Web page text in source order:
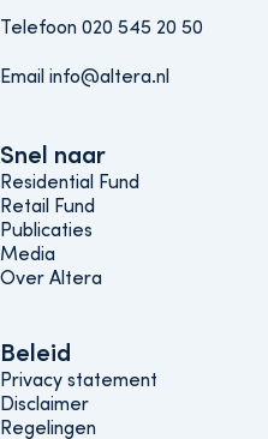
Telefoon 020 545 20 50
Email info@altera.nl
Snel naar
Snel naar
Residential Fund
Retail Fund
Publicaties
Media
Over Altera
Beleids menu
Beleid
Privacy statement
Disclaimer
Regelingen